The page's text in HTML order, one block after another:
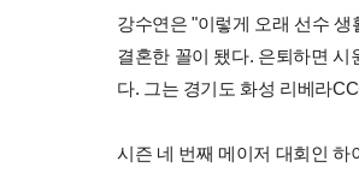
강수연은 "이렇게 오래 선수
결혼한 꼴이 됐다. 은퇴하면
다. 그는 경기도 화성 리베라
시즌 네 번째 메이저 대회인 하